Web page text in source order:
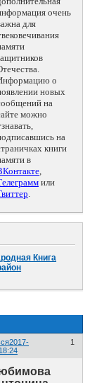
очень
для
о
новых
на
можно
на
книги
в
,
или
.
Книга
1
2017-